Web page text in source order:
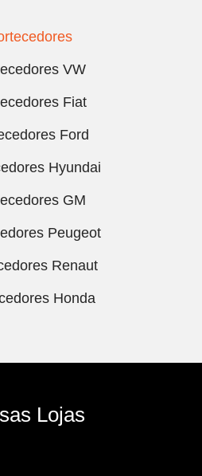
VW
Fiat
Ford
Hyundai
GM
Peugeot
Renaut
Honda
Lojas